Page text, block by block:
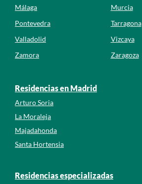
Málaga
Murcia
Pontevedra
Tarragona
Valladolid
Vizcaya
Zamora
Zaragoza
Residencias en Madrid
Arturo Soria
La Moraleja
Majadahonda
Santa Hortensia
Residencias especializadas